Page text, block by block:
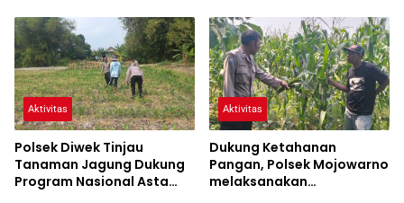
Mendukung Ketahanan
Pangan
Aktivitas
Polsek Diwek Tinjau
Tanaman Jagung Dukung
Program Nasional Asta
Aktivitas
Dukung Ketahanan
Pangan, Polsek Mojowarno
melaksanakan